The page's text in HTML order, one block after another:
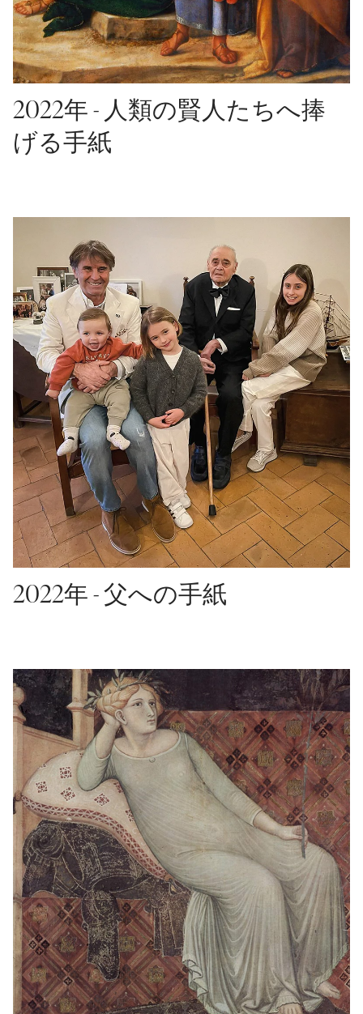
2022年 - 人類の賢人たちへ捧
げる手紙
2022年 - 父への手紙